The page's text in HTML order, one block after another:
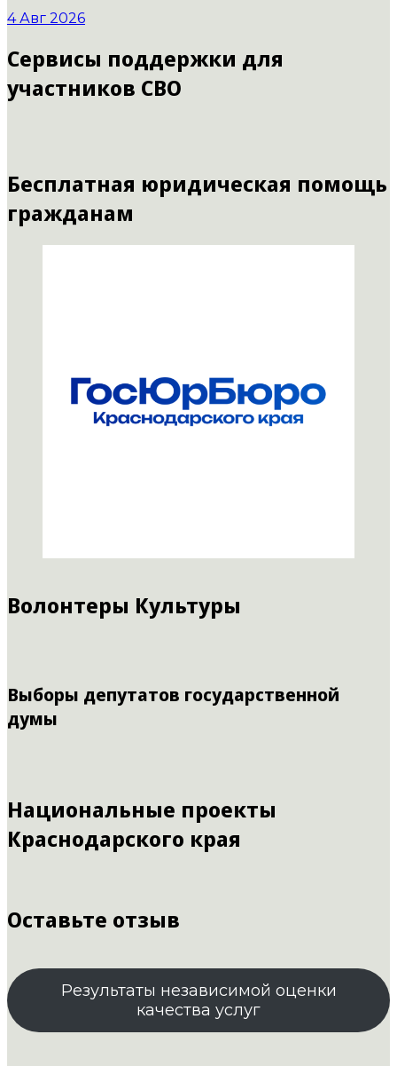
4 Авг 2026
Сервисы поддержки для
участников СВО
Бесплатная юридическая помощь
гражданам
Волонтеры Культуры
Выборы депутатов государственной
думы
Национальные проекты
Краснодарского края
Оставьте отзыв
Результаты независимой оценки
качества услуг